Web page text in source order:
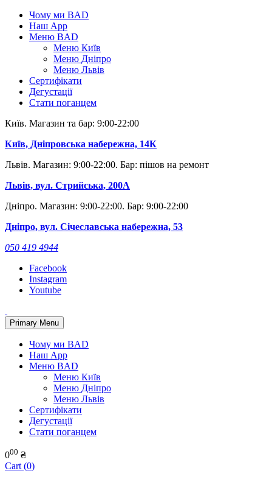
Skip
content
Чому ми BAD
Наш App
Меню BAD
Меню Київ
Меню Дніпро
Меню Львів
Сертифікати
Дегустації
Стати поганцем
Київ. Магазин та бар: 9:00-22:00
Київ, Дніпровська набережна, 14К
Львів. Магазин: 9:00-22:00. Бар: пішов на ремонт
Львів, вул. Стрийська, 200А
Дніпро. Магазин: 9:00-22:00. Бар: 9:00-22:00
Дніпро, вул. Січеславська набережна, 53
050 419 4944
Facebook
Instagram
Youtube
Primary Menu
Чому ми BAD
Наш App
Меню BAD
Меню Київ
Меню Дніпро
Меню Львів
Сертифікати
Дегустації
Стати поганцем
000 ₴
Cart (0)